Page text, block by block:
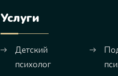
Услуги
Детский
психолог